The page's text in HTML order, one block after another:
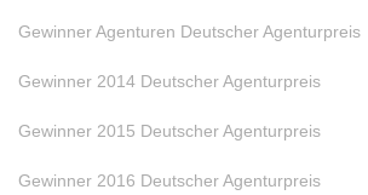
Gewinner Agenturen Deutscher Agenturpreis
Gewinner 2014 Deutscher Agenturpreis
Gewinner 2015 Deutscher Agenturpreis
Gewinner 2016 Deutscher Agenturpreis